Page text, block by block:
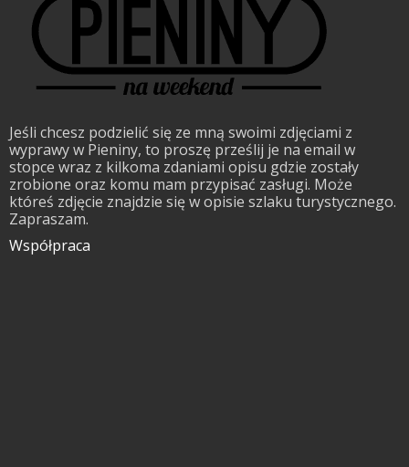
Jeśli chcesz podzielić się ze mną swoimi zdjęciami z
wyprawy w Pieniny, to proszę prześlij je na email w
stopce wraz z kilkoma zdaniami opisu gdzie zostały
zrobione oraz komu mam przypisać zasługi. Może
któreś zdjęcie znajdzie się w opisie szlaku turystycznego.
Zapraszam.
Współpraca